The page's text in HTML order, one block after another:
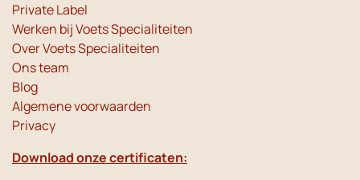
Private Label
Werken bij Voets Specialiteiten
Over Voets Specialiteiten
Ons team
Blog
Algemene voorwaarden
Privacy
Download onze certificaten: